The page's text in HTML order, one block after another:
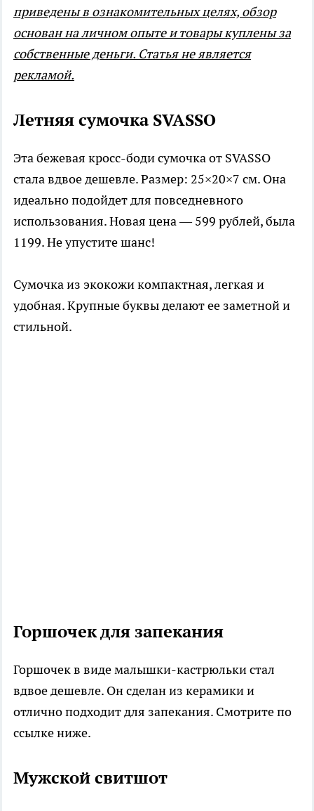
приведены в ознакомительных целях, обзор
основан на личном опыте и товары куплены за
собственные деньги. Статья не является
рекламой.
Летняя сумочка SVASSO
Эта бежевая кросс-боди сумочка от SVASSO
стала вдвое дешевле. Размер: 25×20×7 см. Она
идеально подойдет для повседневного
использования. Новая цена — 599 рублей, была
1199. Не упустите шанс!
Сумочка из экокожи компактная, легкая и
удобная. Крупные буквы делают ее заметной и
стильной.
Горшочек для запекания
Горшочек в виде малышки-кастрюльки стал
вдвое дешевле. Он сделан из керамики и
отлично подходит для запекания. Смотрите по
ссылке ниже.
Мужской свитшот